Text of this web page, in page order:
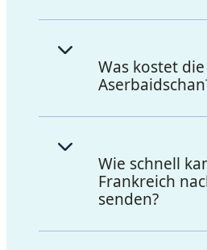
Was kostet
Wie schnell
Frankreich
senden?